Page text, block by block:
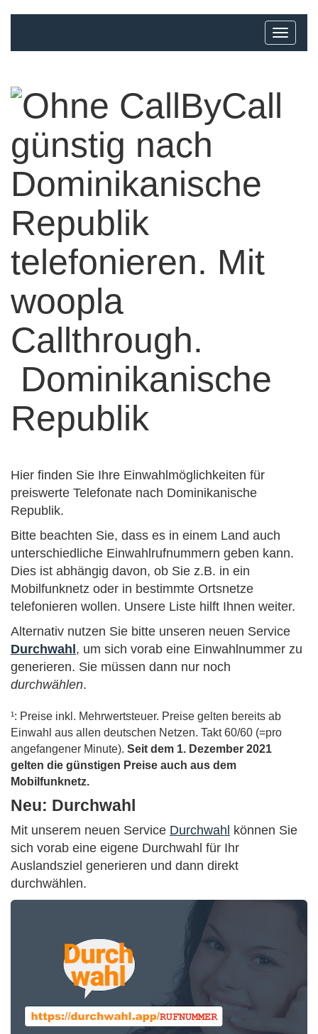
Dominikanische
Republik
Hier finden Sie Ihre Einwahlmöglichkeiten für
preiswerte Telefonate nach Dominikanische
Republik.
Bitte beachten Sie, dass es in einem Land auch
unterschiedliche Einwahlrufnummern geben kann.
Dies ist abhängig davon, ob Sie z.B. in ein
Mobilfunknetz oder in bestimmte Ortsnetze
telefonieren wollen. Unsere Liste hilft Ihnen weiter.
Alternativ nutzen Sie bitte unseren neuen Service
Durchwahl , um sich vorab eine Einwahlnummer zu
generieren. Sie müssen dann nur noch
durchwählen.
¹: Preise inkl. Mehrwertsteuer. Preise gelten bereits ab
Einwahl aus allen deutschen Netzen. Takt 60/60 (=pro
angefangener Minute). Seit dem 1. Dezember 2021
gelten die günstigen Preise auch aus dem
Mobilfunknetz.
Neu: Durchwahl
Mit unserem neuen Service Durchwahl können Sie
sich vorab eine eigene Durchwahl für Ihr
Auslandsziel generieren und dann direkt
durchwählen.